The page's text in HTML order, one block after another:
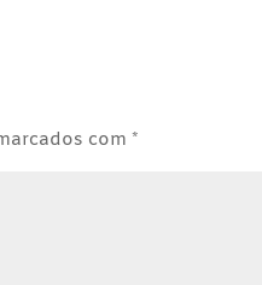
com*